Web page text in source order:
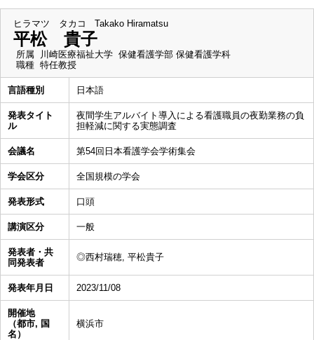
ヒラマツ タカコ Takako Hiramatsu
平松 貴子
所属
川崎医療福祉大学 保健看護学部 保健看護学科
職種 特任教授
言語種別 日本語
発表タイト
ル
夜間学生アルバイト導入による看護職員の夜勤業務の負
担軽減に関する実態調査
会議名 第54回日本看護学会学術集会
学会区分 全国規模の学会
発表形式 口頭
講演区分 一般
発表者・共
同発表者
◎西村瑞穂, 平松貴子
発表年月日 2023/11/08
開催地
（都市, 国
名）
横浜市